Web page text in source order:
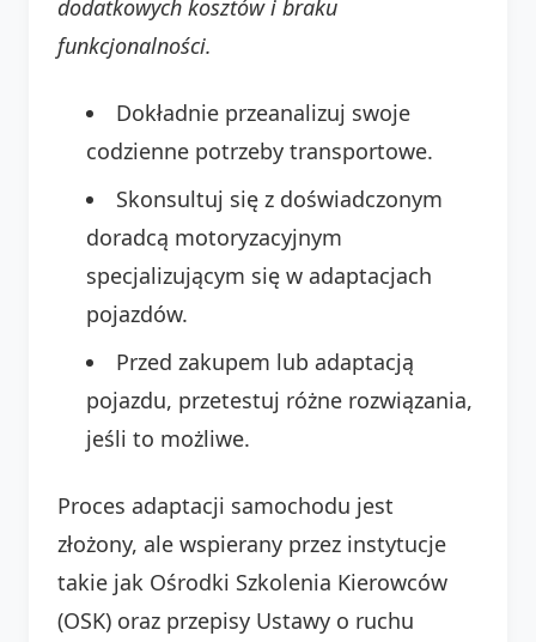
dodatkowych kosztów i braku
funkcjonalności.
Dokładnie przeanalizuj swoje
codzienne potrzeby transportowe.
Skonsultuj się z doświadczonym
doradcą motoryzacyjnym
specjalizującym się w adaptacjach
pojazdów.
Przed zakupem lub adaptacją
pojazdu, przetestuj różne rozwiązania,
jeśli to możliwe.
Proces adaptacji samochodu jest
złożony, ale wspierany przez instytucje
takie jak Ośrodki Szkolenia Kierowców
(OSK) oraz przepisy Ustawy o ruchu